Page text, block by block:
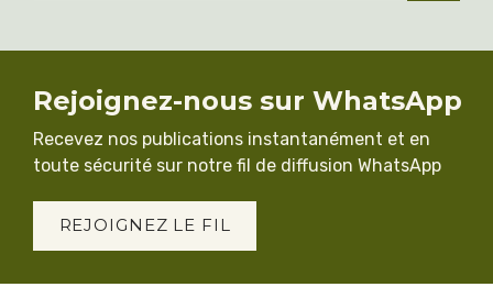
Rejoignez-nous sur WhatsApp
Recevez nos publications instantanément et en
toute sécurité sur notre fil de diffusion WhatsApp
REJOIGNEZ LE FIL